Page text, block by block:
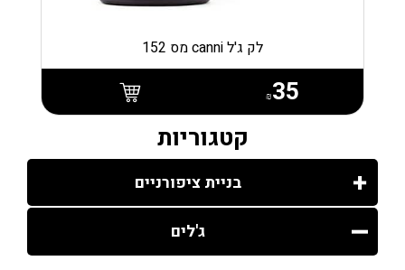
קטגוריות
בניית ציפורניים
ג'לים
לק ג'ל canni מס 152
₪35